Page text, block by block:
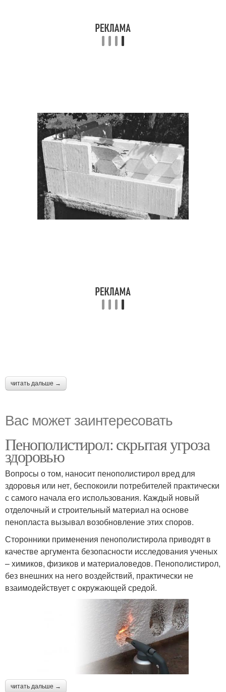
читать дальше →
Вас может заинтересовать
Пенополистирол: скрытая угроза
здоровью
Вопросы о том, наносит пенополистирол вред для
здоровья или нет, беспокоили потребителей практически
с самого начала его использования. Каждый новый
отделочный и строительный материал на основе
пенопласта вызывал возобновление этих споров.
Сторонники применения пенополистирола приводят в
качестве аргумента безопасности исследования ученых
– химиков, физиков и материаловедов. Пенополистирол,
без внешних на него воздействий, практически не
взаимодействует с окружающей средой.
читать дальше →